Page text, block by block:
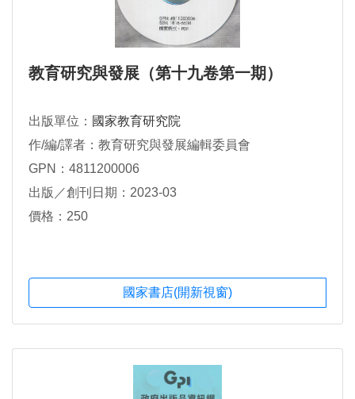
教育研究與發展（第十九卷第一期）
出版單位： 國家教育研究院
作/編/譯者：教育研究與發展編輯委員會
GPN：4811200006
出版／創刊日期：2023-03
價格：250
國家書店(開新視窗)